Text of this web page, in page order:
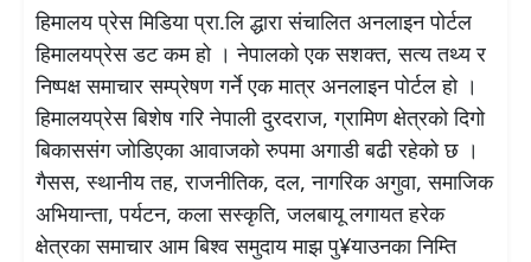
हिमालय प्रेस मिडिया प्रा.लि द्धारा संचालित अनलाइन पोर्टल
हिमालयप्रेस डट कम हो । नेपालको एक सशक्त, सत्य तथ्य र
निष्पक्ष समाचार सम्प्रेषण गर्ने एक मात्र अनलाइन पोर्टल हो ।
हिमालयप्रेस बिशेष गरि नेपाली दुरदराज, ग्रामिण क्षेत्रको दिगो
बिकाससंग जोडिएका आवाजको रुपमा अगाडी बढी रहेको छ ।
गैसस, स्थानीय तह, राजनीतिक, दल, नागरिक अगुवा, समाजिक
अभियान्ता, पर्यटन, कला सस्कृति, जलबायू लगायत हरेक
क्षेत्रका समाचार आम बिश्व समुदाय माझ पु¥याउनका निम्ति